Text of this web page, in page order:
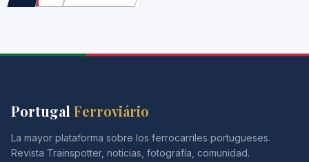
dos
Portugal Ferroviário
La mayor plataforma sobre los ferrocarriles portugueses.
Revista Trainspotter, noticias, fotografía, comunidad.